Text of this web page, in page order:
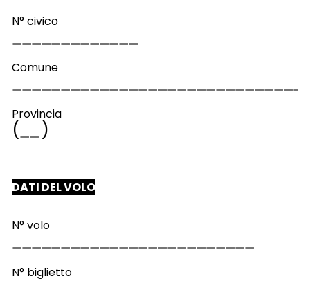
N° civico
Comune
Provincia
( )
DATI DEL VOLO
N° volo
N° biglietto